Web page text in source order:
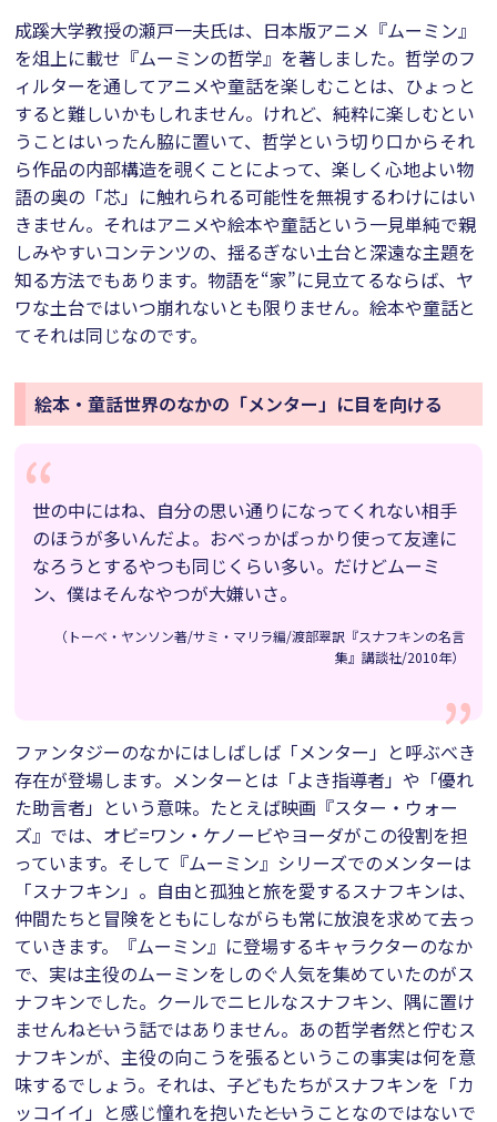
成蹊大学教授の瀬戸一夫氏は、日本版アニメ『ムーミン』
を俎上に載せ『ムーミンの哲学』を著しました。哲学のフ
ィルターを通してアニメや童話を楽しむことは、ひょっと
すると難しいかもしれません。けれど、純粋に楽しむとい
うことはいったん脇に置いて、哲学という切り口からそれ
ら作品の内部構造を覗くことによって、楽しく心地よい物
語の奥の「芯」に触れられる可能性を無視するわけにはい
きません。それはアニメや絵本や童話という一見単純で親
しみやすいコンテンツの、揺るぎない土台と深遠な主題を
知る方法でもあります。物語を“家”に見立てるならば、ヤ
ワな土台ではいつ崩れないとも限りません。絵本や童話と
てそれは同じなのです。
絵本・童話世界のなかの「メンター」に目を向ける
世の中にはね、自分の思い通りになってくれない相手
のほうが多いんだよ。おべっかばっかり使って友達に
なろうとするやつも同じくらい多い。だけどムーミ
ン、僕はそんなやつが大嫌いさ。
（トーベ・ヤンソン著/サミ・マリラ編/渡部翠訳『スナフキンの名言
集』講談社/2010年）
ファンタジーのなかにはしばしば「メンター」と呼ぶべき
存在が登場します。メンターとは「よき指導者」や「優れ
た助言者」という意味。たとえば映画『スター・ウォー
ズ』では、オビ=ワン・ケノービやヨーダがこの役割を担
っています。そして『ムーミン』シリーズでのメンターは
「スナフキン」。自由と孤独と旅を愛するスナフキンは、
仲間たちと冒険をともにしながらも常に放浪を求めて去っ
ていきます。『ムーミン』に登場するキャラクターのなか
で、実は主役のムーミンをしのぐ人気を集めていたのがス
ナフキンでした。クールでニヒルなスナフキン、隅に置け
ませんね――という話ではありません。あの哲学者然と佇むス
ナフキンが、主役の向こうを張るというこの事実は何を意
味するでしょう。それは、子どもたちがスナフキンを「カ
ッコイイ」と感じ憧れを抱いた――ということなのではないで